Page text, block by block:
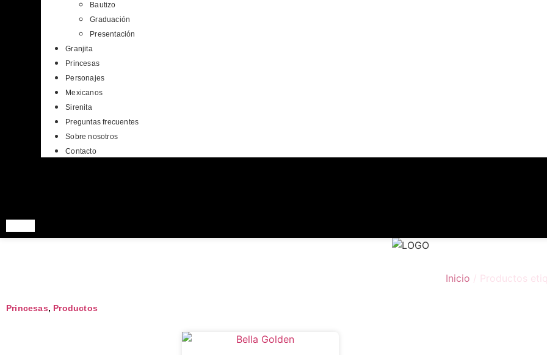
Bautizo
Graduación
Presentación
Granjita
Princesas
Personajes
Mexicanos
Sirenita
Preguntas frecuentes
Sobre nosotros
Contacto
Inicio / Productos
Princesas, Productos